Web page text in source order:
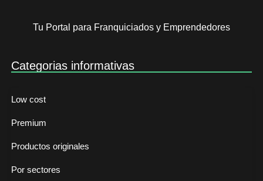
Tu Portal para Franquiciados y Emprendedores
Categorias informativas
Low cost
Premium
Productos originales
Por sectores